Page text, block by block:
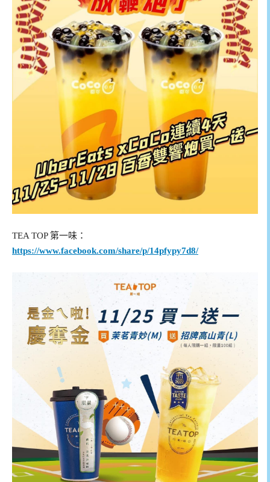
TEA TOP 第一味：
https://www.facebook.com/share/p/14pfypy7d8/